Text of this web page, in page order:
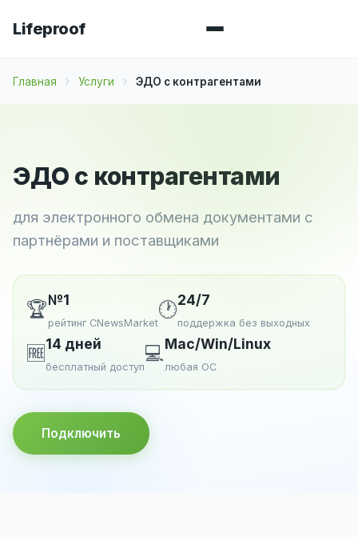
Lifeproof
Главная Услуги ЭДО с контрагентами
ЭДО с контрагентами
для электронного обмена документами с
партнёрами и поставщиками
🏆№1
рейтинг CNewsMarket
🕐24/7
поддержка без выходных
🆓14 дней
бесплатный доступ
💻Mac/Win/Linux
любая ОС
Подключить